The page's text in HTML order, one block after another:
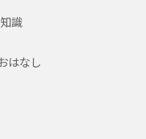
識
はなし